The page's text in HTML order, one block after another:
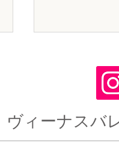
2026エント
ヴィーナスバ